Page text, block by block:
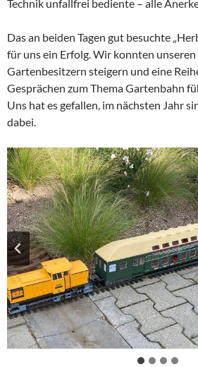
Technik unfallfrei bediente – alle
Das an beiden Tagen gut besuchte
für uns ein Erfolg. Wir konnten
Gartenbesitzern steigern und eine
Gesprächen zum Thema Gartenbahn
Uns hat es gefallen, im nächsten Jahr
dabei.